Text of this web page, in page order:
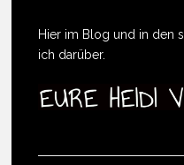
Hier im Blog und in den
ich darüber.